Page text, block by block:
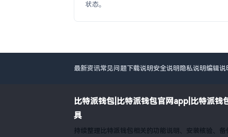
状态。
最新资讯常见问题下载说明安全说明 隐私说明编辑说
比特派钱包|比特派钱包官网app|比特派钱
具
持续整理比特派钱包相关的功能说明、安装核验、